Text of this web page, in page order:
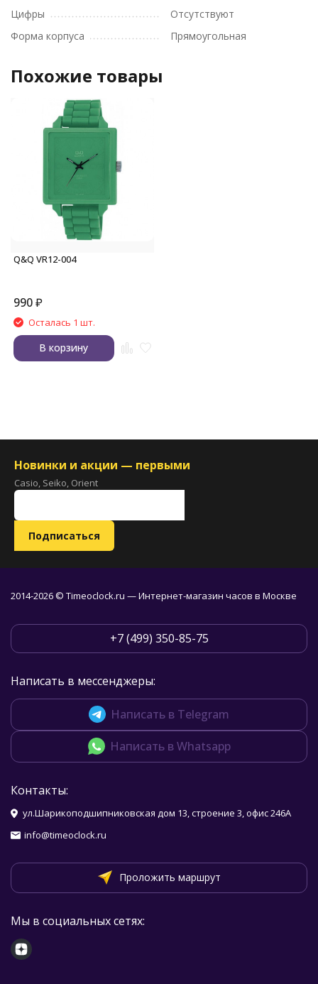
Цифры
Отсутствуют
Форма корпуса
Прямоугольная
Похожие товары
Q&Q VR12-004
990₽
Осталась 1 шт.
В корзину
Новинки и акции — первыми
Casio, Seiko, Orient
2014-2026 © Timeoclock.ru — Интернет-магазин часов в Москве
+7 (499) 350-85-75
Написать в мессенджеры:
Написать в Telegram
Написать в Whatsapp
Контакты:
ул.Шарикоподшипниковская дом 13, строение 3, офис 246А
info@timeoclock.ru
Проложить маршрут
Мы в социальных сетях: